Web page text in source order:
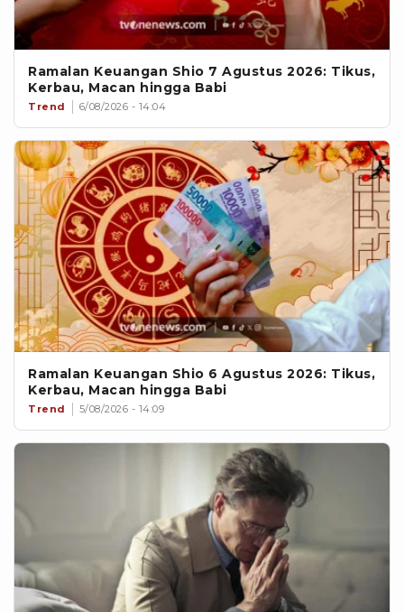
Ramalan Keuangan Shio 7 Agustus 2026: Tikus,
Kerbau, Macan hingga Babi
Trend 6/08/2026 - 14:04
Ramalan Keuangan Shio 6 Agustus 2026: Tikus,
Kerbau, Macan hingga Babi
Trend 5/08/2026 - 14:09